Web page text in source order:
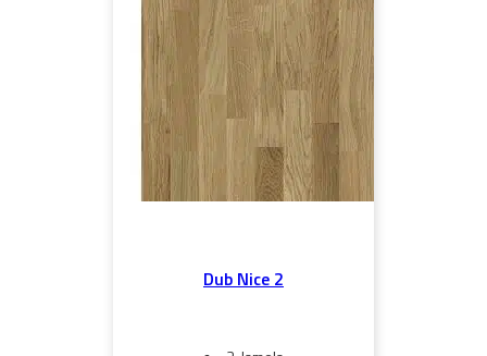
Dub Nice 2